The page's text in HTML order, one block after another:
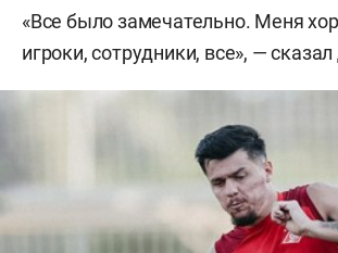
«Все было замечательно. Меня
игроки, сотрудники, все», —